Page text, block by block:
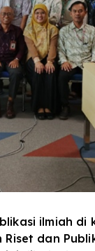
ilmiah di
dan